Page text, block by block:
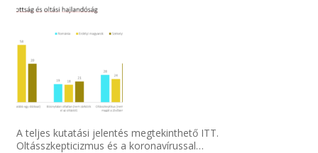
A teljes kutatási jelentés megtekinthető ITT.
Oltásszkepticizmus és a koronavírussal…